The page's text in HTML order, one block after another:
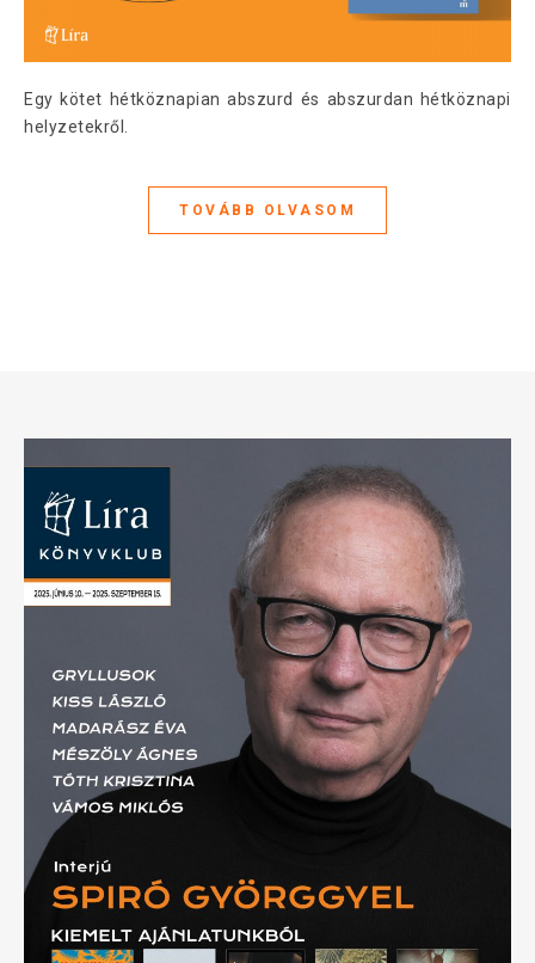
Egy kötet hétköznapian abszurd és abszurdan hétköznapi
helyzetekről.
TOVÁBB OLVASOM